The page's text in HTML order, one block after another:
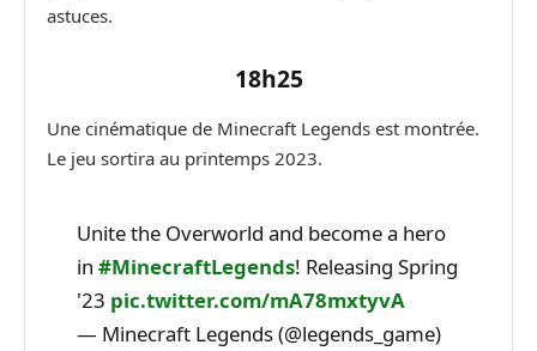
astuces.
18h25
Une cinématique de Minecraft Legends est montrée.
Le jeu sortira au printemps 2023.
Unite the Overworld and become a hero
in#MinecraftLegends! Releasing Spring
'23 pic.twitter.com/mA78mxtyvA
— Minecraft Legends (@legends_game)